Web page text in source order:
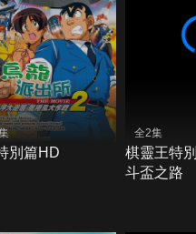
別篇HD
全2集
棋靈王特
斗盃之路